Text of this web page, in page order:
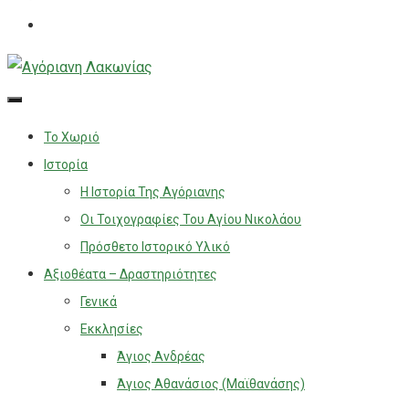
Το Χωριό
Ιστορία
Η Ιστορία Της Αγόριανης
Οι Τοιχογραφίες Του Αγίου Νικολάου
Πρόσθετο Ιστορικό Υλικό
Αξιοθέατα – Δραστηριότητες
Γενικά
Εκκλησίες
Άγιος Ανδρέας
Άγιος Αθανάσιος (Μαϊθανάσης)